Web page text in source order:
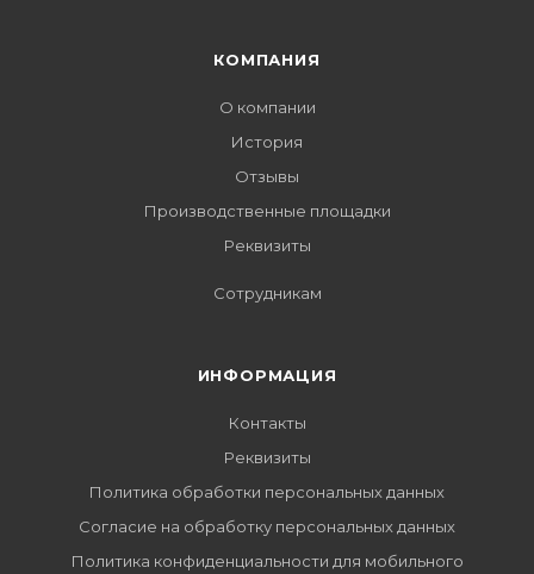
КОМПАНИЯ
О компании
История
Отзывы
Производственные площадки
Реквизиты
Сотрудникам
ИНФОРМАЦИЯ
Контакты
Реквизиты
Политика обработки персональных данных
Согласие на обработку персональных данных
Политика конфиденциальности для мобильного